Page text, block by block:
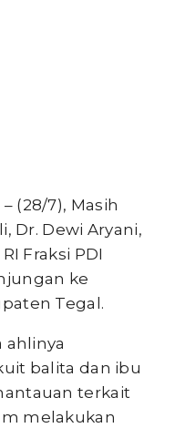
– (28/7), Masih
Dr. Dewi Aryani,
Fraksi PDI
ke
Tegal.
ahlinya
balita dan ibu
terkait
melakukan